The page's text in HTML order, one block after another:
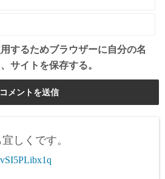
するためブラウザーに自分の名
サイトを保存する。
しくです。